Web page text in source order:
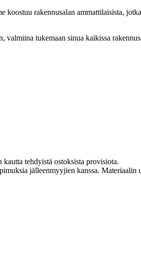
rakennusalan ammattilaisista,
tukemaan sinua kaikissa
tehdyistä ostoksista provisiota.
jälleenmyyjien kanssa.